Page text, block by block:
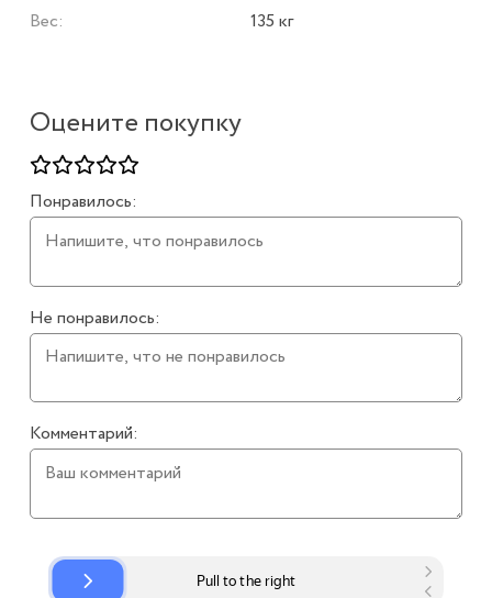
Оцените покупку
Понравилось:
Не понравилось:
Комментарий:
Вес: 135 кг